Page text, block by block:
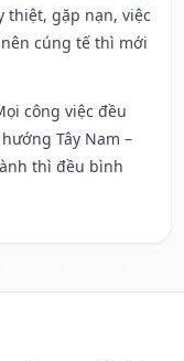
thiệt, gặp nạn, việc
cúng tế thì mới
công việc đều
Tây Nam –
thì đều bình